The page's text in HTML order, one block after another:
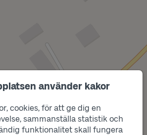
använder kakor
cookies, för att ge dig en
sammanställa statistik och
funktionalitet skall fungera